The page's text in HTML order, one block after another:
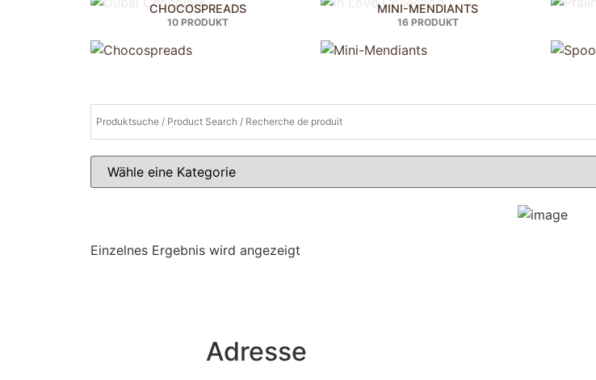
CHOCOSPREADS
10 PRODUKT
MINI-MENDIANTS
16 PRODUKT
Einzelnes Ergebnis wird angezeigt
Adresse